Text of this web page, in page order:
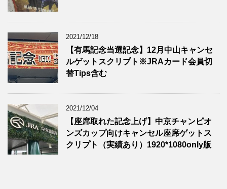
2021/12/18
【有馬記念当選記念】12月中山キャンセ
ルゲットスクリプト※JRAカード会員切
替Tips含む
2021/12/04
【座席取れた記念上げ】中京チャンピオ
ンズカップ向けキャンセル座席ゲットス
クリプト（実績あり）1920*1080only版